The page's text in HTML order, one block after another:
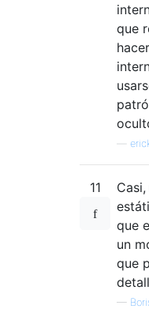
que
11
que
un
que
—